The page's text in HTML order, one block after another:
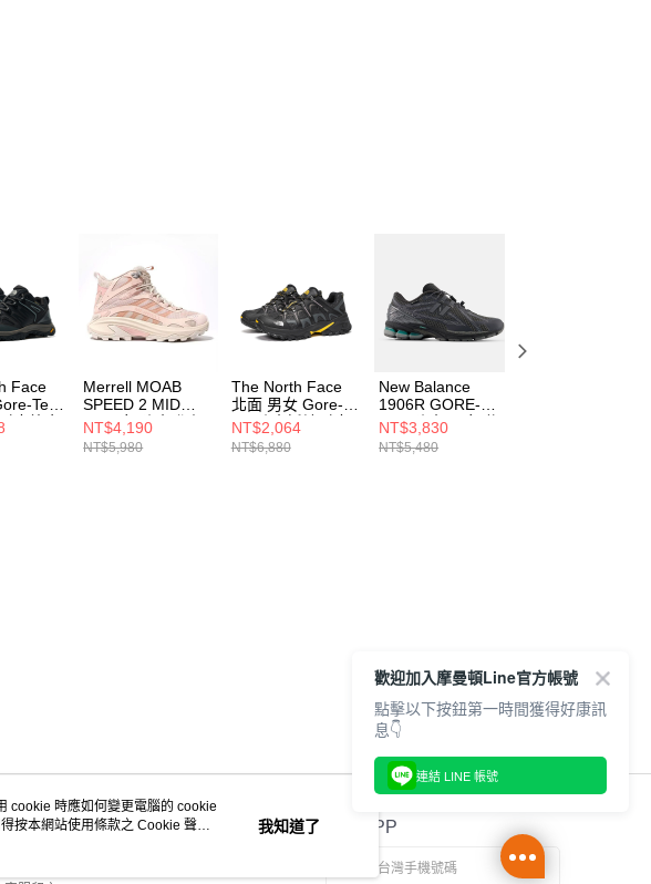
Face
Tex
磨徒步
Merrell MOAB
SPEED 2 MID
GTX 女 防水登山
鞋 J038506
NT$4,190
NT$5,980
The North Face
北面 男女 Gore-
Tex防水抓地耐磨
徒步鞋
NF0A8ADUKT0
NT$2,064
NT$6,880
New Balance
1906R GORE-
TEX 防水 男女 休
閒鞋 U19061VF-D
NT$3,830
NT$5,480
客服資訊 官方APP
cookie 時應如何變更電腦的 cookie
按本網站使用條款之 Cookie 聲明
我知道了
歡迎加入摩曼頓Line官方帳號
點擊以下按鈕第一時間獲得好康訊
息👇
連結 LINE 帳號